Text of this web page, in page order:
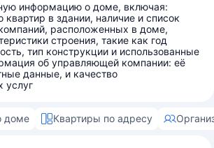
информацию о доме, включая:
квартир в здании, наличие и список
расположенных в доме,
строения, такие как год
тип конструкции и использованные
об управляющей компании: её
данные, и качество
услуг
доме Квартиры по адресу